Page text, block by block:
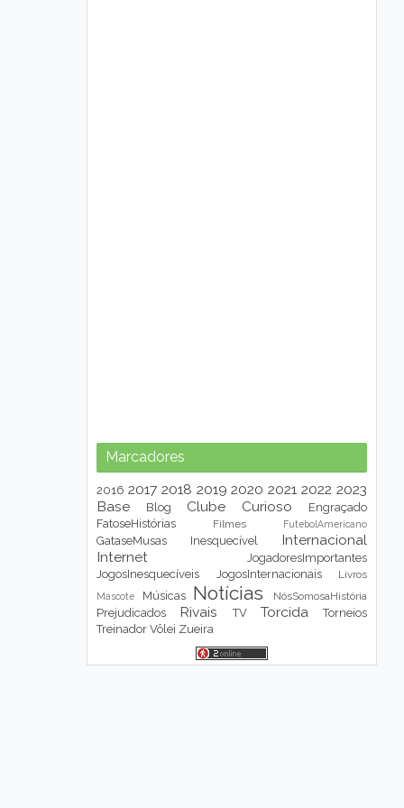
Marcadores
2016 2017 2018 2019 2020 2021 2022 2023
Base
Blog Clube Curioso
Engraçado
FatoseHistórias
Filmes FutebolAmericano
GataseMusas Inesquecível
Internacional
Internet
JogadoresImportantes
JogosInesquecíveis
JogosInternacionais Livros
Mascote Músicas Notícias NósSomosaHistória
Prejudicados Rivais TV Torcida
Torneios
Treinador Vôlei Zueira